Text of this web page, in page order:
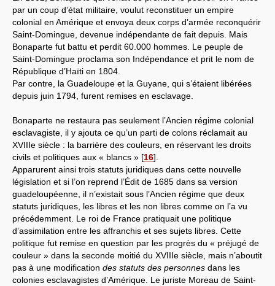
par un coup d’état militaire, voulut reconstituer un empire
colonial en Amérique et envoya deux corps d’armée reconquérir
Saint-Domingue, devenue indépendante de fait depuis. Mais
Bonaparte fut battu et perdit 60.000 hommes. Le peuple de
Saint-Domingue proclama son Indépendance et prit le nom de
République d’Haïti en 1804.
Par contre, la Guadeloupe et la Guyane, qui s’étaient libérées
depuis juin 1794, furent remises en esclavage.
Bonaparte ne restaura pas seulement l’Ancien régime colonial
esclavagiste, il y ajouta ce qu’un parti de colons réclamait au
XVIIIe siècle : la barrière des couleurs, en réservant les droits
civils et politiques aux « blancs » [16]
Apparurent ainsi trois statuts juridiques dans cette nouvelle
législation et si l’on reprend l’Édit de 1685 dans sa version
guadeloupéenne, il n’existait sous l’Ancien régime que deux
statuts juridiques, les libres et les non libres comme on l’a vu
précédemment. Le roi de France pratiquait une politique
d’assimilation entre les affranchis et ses sujets libres. Cette
politique fut remise en question par les progrès du « préjugé de
couleur » dans la seconde moitié du XVIIIe siècle, mais n’aboutit
pas à une modification des statuts des personnes dans les
colonies esclavagistes d’Amérique. Le juriste Moreau de Saint-